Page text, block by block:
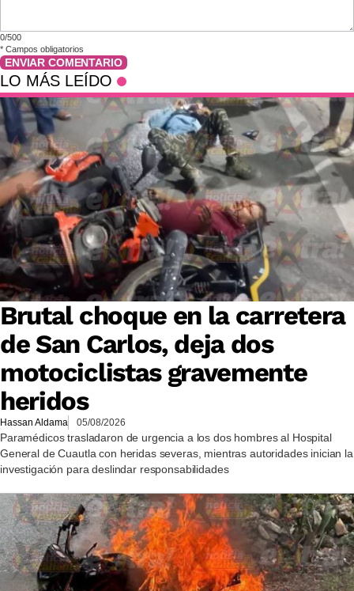
0/500
* Campos obligatorios
ENVIAR COMENTARIO
LO MÁS LEÍDO
Brutal choque en la carretera
de San Carlos, deja dos
motociclistas gravemente
heridos
Hassan Aldama 05/08/2026
Paramédicos trasladaron de urgencia a los dos hombres al Hospital
General de Cuautla con heridas severas, mientras autoridades inician la
investigación para deslindar responsabilidades